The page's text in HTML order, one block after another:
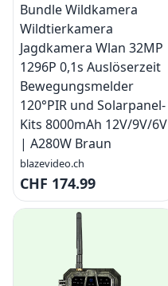
Bundle Wildkamera
Wildtierkamera
Jagdkamera Wlan 32MP
1296P 0,1s Auslöserzeit
Bewegungsmelder
120°PIR und Solarpanel-
Kits 8000mAh 12V/9V/6V
| A280W Braun
blazevideo.ch
CHF 174.99